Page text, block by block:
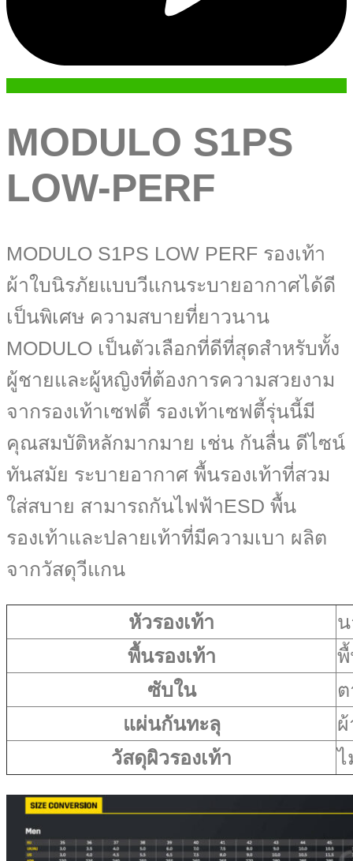
MODULO S1PS
LOW-PERF
MODULO S1PS LOW PERF รองเท้า
ผ้าใบนิรภัยแบบวีแกนระบายอากาศได้ดี
เป็นพิเศษ ความสบายที่ยาวนาน
MODULO เป็นตัวเลือกที่ดีที่สุดสำหรับทั้ง
ผู้ชายและผู้หญิงที่ต้องการความสวยงาม
จากรองเท้าเซฟตี้ รองเท้าเซฟตี้รุ่นนี้มี
คุณสมบัติหลักมากมาย เช่น กันลื่น ดีไซน์
ทันสมัย ระบายอากาศ พื้นรองเท้าที่สวม
ใส่สบาย สามารถกันไฟฟ้าESD พื้น
รองเท้าและปลายเท้าที่มีความเบา ผลิต
จากวัสดุวีแกน
หัวรองเท้า
พื้นรองเท้า
พื้
ซับใน
แผ่นกันทะลุ
ผ้
วัสดุผิวรองเท้า
ไ